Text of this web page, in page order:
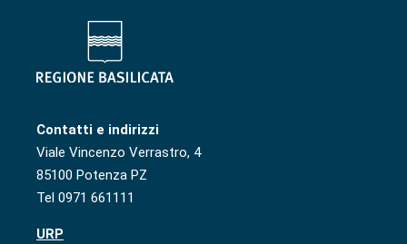
Contatti e indirizzi
Viale Vincenzo Verrastro, 4
85100 Potenza PZ
Tel 0971 661111
URP